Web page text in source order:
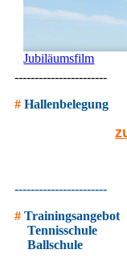
Jubiläumsfilm
-----------------------
#Hallenbelegung
-----------------------
# Trainingsangebot
Tennisschule
Ballschule